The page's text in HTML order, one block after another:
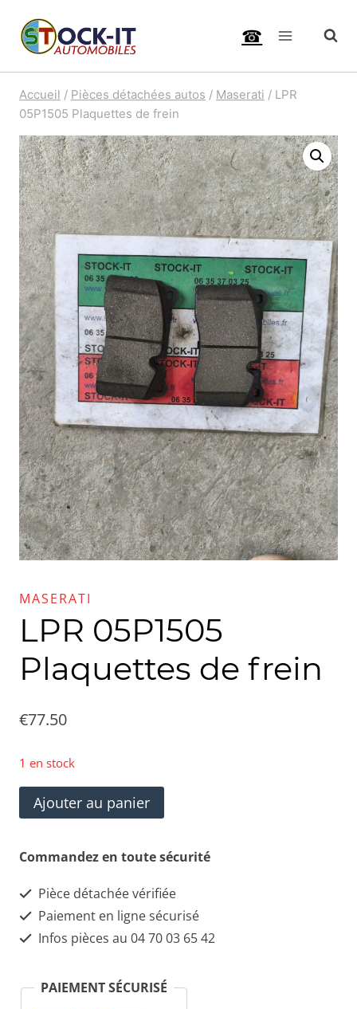
☎
Accueil / Pièces détachées autos / Maserati / LPR
05P1505 Plaquettes de frein
MASERATI
LPR 05P1505
Plaquettes de frein
€77.50
1 en stock
quantité
de
LPR
Plaquettes
de
Ajouter au panier
Commandez en toute sécurité
Pièce détachée vérifiée
Paiement en ligne sécurisé
Infos pièces au 04 70 03 65 42
PAIEMENT SÉCURISÉ